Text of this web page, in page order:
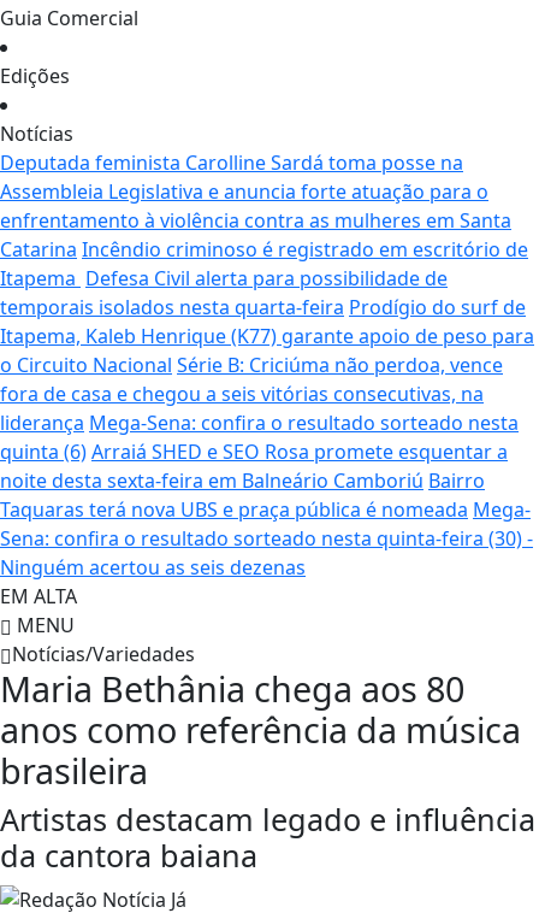
Guia Comercial
Edições
Notícias
Deputada feminista Carolline Sardá toma posse na
Assembleia Legislativa e anuncia forte atuação para o
enfrentamento à violência contra as mulheres em Santa
Catarina Incêndio criminoso é registrado em escritório de
Itapema Defesa Civil alerta para possibilidade de
temporais isolados nesta quarta-feira Prodígio do surf de
Itapema, Kaleb Henrique (K77) garante apoio de peso para
o Circuito Nacional Série B: Criciúma não perdoa, vence
fora de casa e chegou a seis vitórias consecutivas, na
liderança Mega-Sena: confira o resultado sorteado nesta
quinta (6)Arraiá SHED e SEO Rosa promete esquentar a
noite desta sexta-feira em Balneário Camboriú Bairro
Taquaras terá nova UBS e praça pública é nomeada Mega-
Sena: confira o resultado sorteado nesta quinta-feira (30) -
Ninguém acertou as seis dezenas
EM ALTA
MENU
Notícias/Variedades
Maria Bethânia chega aos 80
anos como referência da música
brasileira
Artistas destacam legado e influência
da cantora baiana